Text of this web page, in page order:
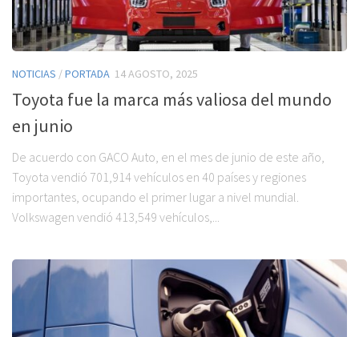
NOTICIAS /PORTADA 14 AGOSTO, 2025
Toyota fue la marca más valiosa del mundo
en junio
De acuerdo con GACO Auto, en el mes de junio de este año,
Toyota vendió 701,914 vehículos en 40 países y regiones
importantes, ocupando el primer lugar a nivel mundial.
Volkswagen vendió 413,549 vehículos,...